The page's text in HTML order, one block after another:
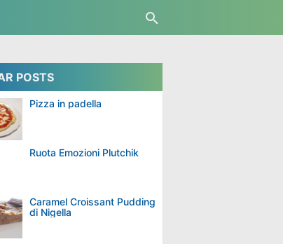
POSTS
Pizza in padella
Ruota Emozioni Plutchik
Caramel Croissant Pudding
di Nigella